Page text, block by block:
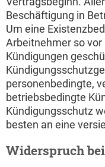
Beschäftigung in
Um eine
Arbeitnehmer so
Kündigungen
personenbedingte,
betriebsbedingte
Kündigungsschutz
besten an eine
Widerspruch